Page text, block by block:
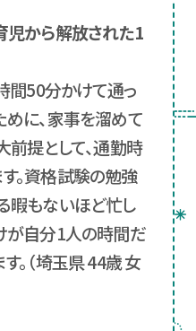
児から解放された1
間50分かけて通っ
めに、家事を溜めて
前提として、通勤時
。資格試験の勉強
暇もないほど忙し
が自分1人の時間だ
。（埼玉県 44歳 女